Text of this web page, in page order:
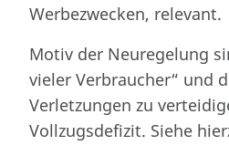
Werbezwecken, relevant.
Motiv der Neuregelung
vieler Verbraucher“ und
Verletzungen zu
Vollzugsdefizit. Siehe